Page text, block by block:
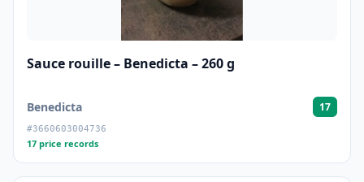
Sauce rouille – Benedicta – 260 g
Benedicta 17
#3660603004736
17 price records